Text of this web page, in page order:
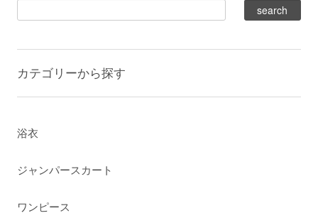
カテゴリーから探す
浴衣
ジャンパースカート
ワンピース